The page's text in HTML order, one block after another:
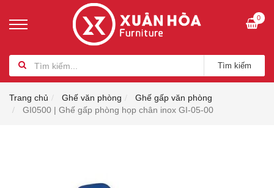
0
Tìm kiếm
Trang chủ Ghế văn phòng
Ghế gấp văn phòng
GI0500 | Ghế gấp phòng họp chân inox GI-05-00